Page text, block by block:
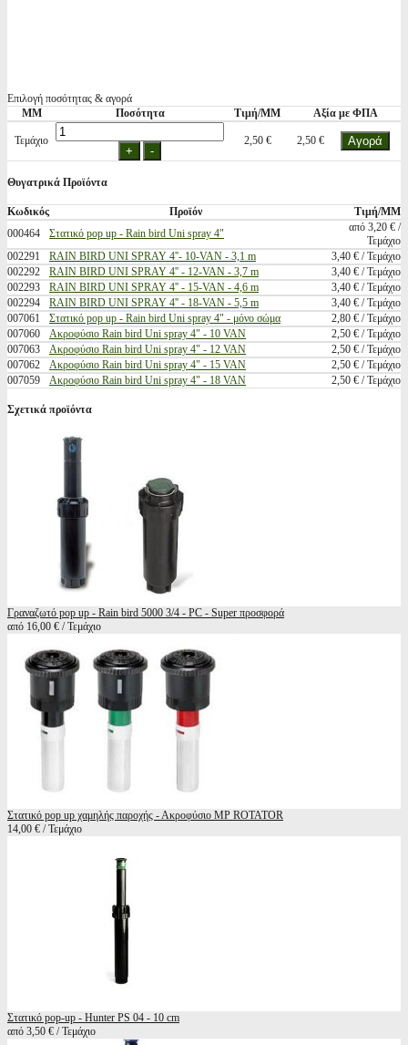
Επιλογή ποσότητας & αγορά
ΜΜ
Ποσότητα Τιμή/ΜΜ Αξία με ΦΠΑ
Τεμάχιο 2,50 € 2,50 €
Θυγατρικά Προϊόντα
Κωδικός Προϊόν
Τιμή/ΜΜ
000464
Στατικό pop up - Rain bird Uni spray 4"
από 3,20 € /
Τεμάχιο
002291
RAIN BIRD UNI SPRAY 4''- 10-VAN - 3,1 m
3,40 € / Τεμάχιο
002292
RAIN BIRD UNI SPRAY 4'' - 12-VAN - 3,7 m
3,40 € / Τεμάχιο
002293
RAIN BIRD UNI SPRAY 4'' - 15-VAN - 4,6 m
3,40 € / Τεμάχιο
002294
RAIN BIRD UNI SPRAY 4'' - 18-VAN - 5,5 m
3,40 € / Τεμάχιο
007061
Στατικό pop up - Rain bird Uni spray 4" - μόνο σώμα
2,80 € / Τεμάχιο
007060
Ακροφύσιο Rain bird Uni spray 4" - 10 VAN
2,50 € / Τεμάχιο
007063
Ακροφύσιο Rain bird Uni spray 4" - 12 VAN
2,50 € / Τεμάχιο
007062
Ακροφύσιο Rain bird Uni spray 4" - 15 VAN
2,50 € / Τεμάχιο
007059
Ακροφύσιο Rain bird Uni spray 4" - 18 VAN 2,50 € / Τεμάχιο
Σχετικά προϊόντα
Γραναζωτό pop up - Rain bird 5000 3/4 - PC - Super προσφορά
από 16,00 € / Τεμάχιο
Στατικό pop up χαμηλής παροχής - Ακροφύσιο MP ROTATOR
14,00 € / Τεμάχιο
Στατικό pop-up - Hunter PS 04 - 10 cm
από 3,50 € / Τεμάχιο